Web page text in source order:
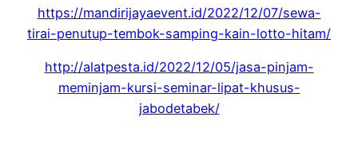
https://mandirijayaevent.id/2022/12/07/sewa-
tirai-penutup-tembok-samping-kain-lotto-hitam/
http://alatpesta.id/2022/12/05/jasa-pinjam-
meminjam-kursi-seminar-lipat-khusus-
jabodetabek/